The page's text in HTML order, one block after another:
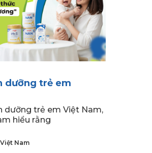
dưỡng trẻ em
dưỡng trẻ em Việt Nam,
hiểu rằng
Nam